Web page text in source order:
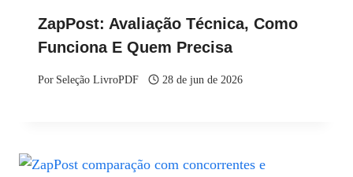
ZapPost: Avaliação Técnica, Como
Funciona E Quem Precisa
Por Seleção LivroPDF 28 de jun de 2026